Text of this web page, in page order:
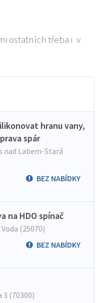
ostatních třeba i v
hranu vany,
spár
nad Labem-Stará
BEZ NABÍDKY
na HDO spínač
(25070)
BEZ NABÍDKY
3 (70300)